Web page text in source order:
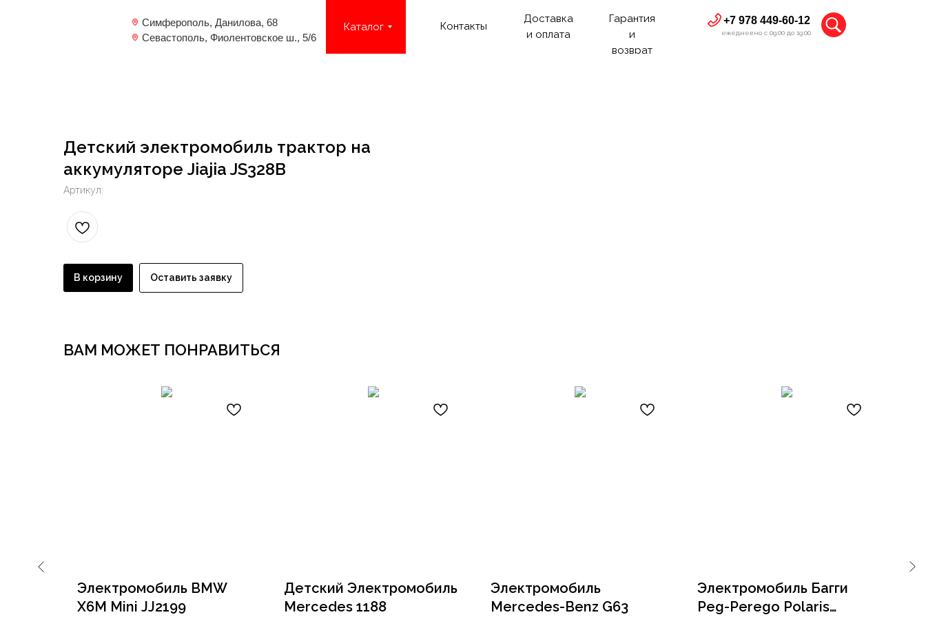
Контакты
Доставка
и оплата
Каталог
Севастополь, Фиолентовское ш., 5/6
Симферополь, Данилова, 68
Гарантия
и
возврат
+7 978 449-60-12
ежедневно с 09:00 до 19:00
Детский электромобиль трактор на
аккумуляторе Jiajia JS328B
Артикул:
В корзину Оставить заявку
ВАМ МОЖЕТ ПОНРАВИТЬСЯ
Электромобиль BMW
X6M Mini JJ2199
Детский Электромобиль
Mercedes 1188
Электромобиль
Mercedes-Benz G63
Электромобиль Багги
Peg-Perego Polaris